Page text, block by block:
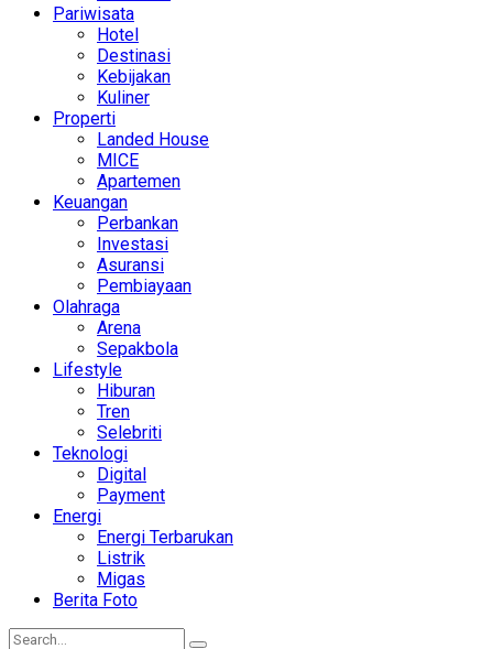
Pariwisata
Hotel
Destinasi
Kebijakan
Kuliner
Properti
Landed House
MICE
Apartemen
Keuangan
Perbankan
Investasi
Asuransi
Pembiayaan
Olahraga
Arena
Sepakbola
Lifestyle
Hiburan
Tren
Selebriti
Teknologi
Digital
Payment
Energi
Energi Terbarukan
Listrik
Migas
Berita Foto